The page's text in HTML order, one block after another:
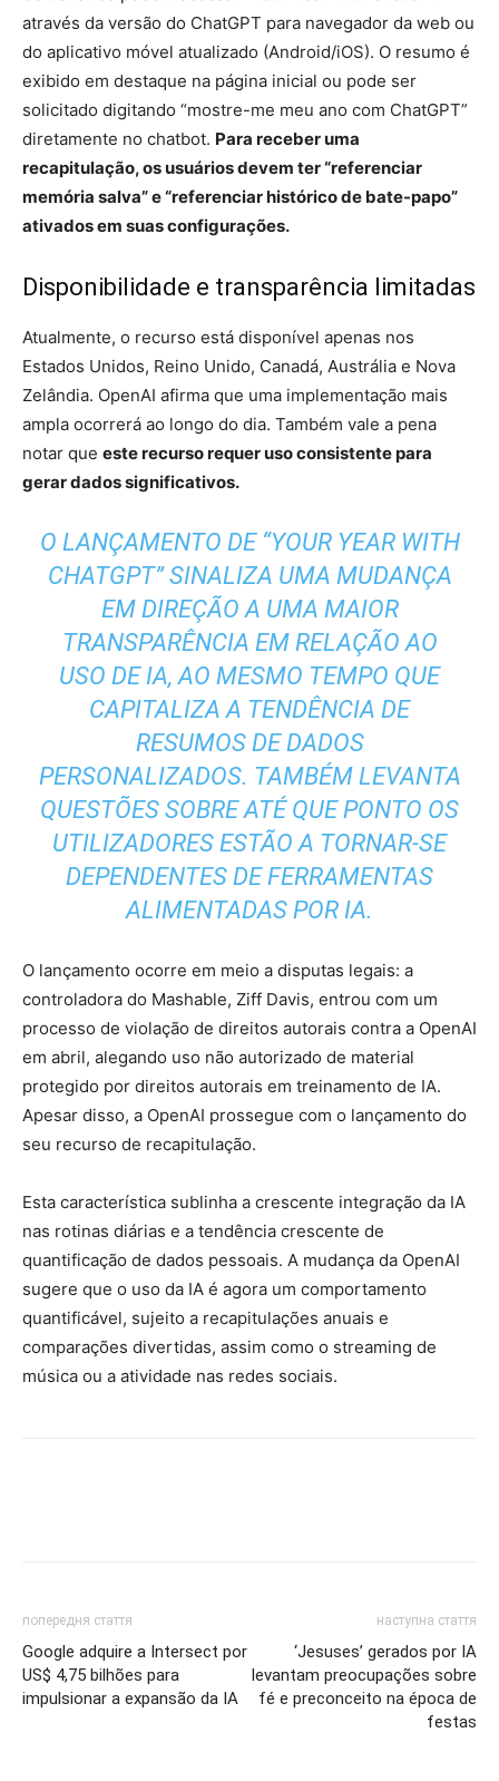
através da versão do ChatGPT para navegador da web ou
do aplicativo móvel atualizado (Android/iOS). O resumo é
exibido em destaque na página inicial ou pode ser
solicitado digitando “mostre-me meu ano com ChatGPT”
diretamente no chatbot. Para receber uma
recapitulação, os usuários devem ter “referenciar
memória salva” e “referenciar histórico de bate-papo”
ativados em suas configurações.
Disponibilidade e transparência limitadas
Atualmente, o recurso está disponível apenas nos
Estados Unidos, Reino Unido, Canadá, Austrália e Nova
Zelândia. OpenAI afirma que uma implementação mais
ampla ocorrerá ao longo do dia. Também vale a pena
notar que este recurso requer uso consistente para
gerar dados significativos.
O LANÇAMENTO DE “YOUR YEAR WITH
CHATGPT” SINALIZA UMA MUDANÇA
EM DIREÇÃO A UMA MAIOR
TRANSPARÊNCIA EM RELAÇÃO AO
USO DE IA, AO MESMO TEMPO QUE
CAPITALIZA A TENDÊNCIA DE
RESUMOS DE DADOS
PERSONALIZADOS. TAMBÉM LEVANTA
QUESTÕES SOBRE ATÉ QUE PONTO OS
UTILIZADORES ESTÃO A TORNAR-SE
DEPENDENTES DE FERRAMENTAS
ALIMENTADAS POR IA.
O lançamento ocorre em meio a disputas legais: a
controladora do Mashable, Ziff Davis, entrou com um
processo de violação de direitos autorais contra a OpenAI
em abril, alegando uso não autorizado de material
protegido por direitos autorais em treinamento de IA.
Apesar disso, a OpenAI prossegue com o lançamento do
seu recurso de recapitulação.
Esta característica sublinha a crescente integração da IA ​​
nas rotinas diárias e a tendência crescente de
quantificação de dados pessoais. A mudança da OpenAI
sugere que o uso da IA ​​é agora um comportamento
quantificável, sujeito a recapitulações anuais e
comparações divertidas, assim como o streaming de
música ou a atividade nas redes sociais.
попередня стаття
Google adquire a Intersect por
US$ 4,75 bilhões para
impulsionar a expansão da IA
наступна стаття
‘Jesuses’ gerados por IA
levantam preocupações sobre
fé e preconceito na época de
festas